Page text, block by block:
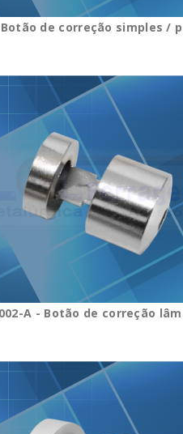
Botão de correção simples /
A - Botão de correção